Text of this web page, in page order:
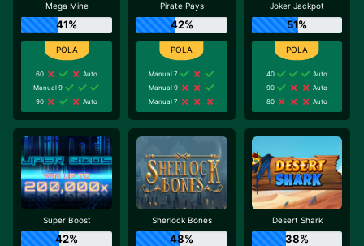
Mega Mine
41%
60
Auto
Manual 9
90
Auto
Pirate Pays
42%
Manual 7
Manual 9
Manual 7
Joker Jackpot
51%
40
Auto
90
Auto
80
Auto
Super Boost
42%
Sherlock Bones
48%
Desert Shark
38%